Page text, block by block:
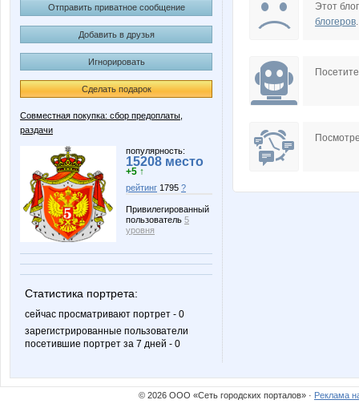
Отправить приватное сообщение
Добавить в друзья
Игнорировать
Сделать подарок
Совместная покупка: сбор предоплаты,
раздачи
популярность:
15208 место
+5 ↑
рейтинг 1795 ?
Привилегированный
пользователь 5
уровня
Статистика портрета:
сейчас просматривают портрет - 0
зарегистрированные пользователи
посетившие портрет за 7 дней - 0
Mora
Platina
Этот
блогеров.
© 2026 ООО «Сеть городских порталов» · Реклама